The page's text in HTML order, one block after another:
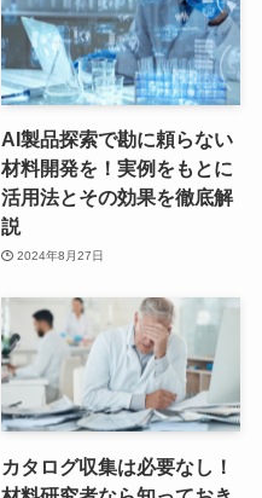
AI製品探索で勘に頼らない
材料開発を！実例をもとに
活用法とその効果を徹底解
説
2024年8月27日
カタログ収集は必要なし！
材料研究者なら知っておき
たい効率的な原料探索